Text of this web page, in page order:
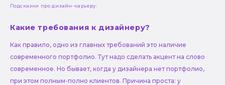
Подсказки про дизайн-карьеру:
Какие требования к дизайнеру?
Как правило, одно из главных требований это наличие
современного портфолио. Тут надо сделать акцент на слово
современное. Но бывает, когда у дизайнера нет портфолио,
при этом полным-полно клиентов. Причина проста: у